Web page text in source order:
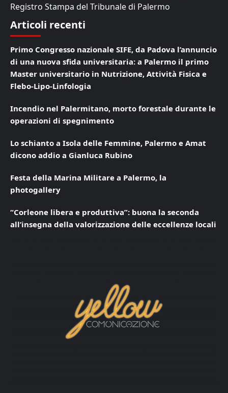
Registro Stampa del Tribunale di Palermo
Articoli recenti
Primo Congresso nazionale SIFE, da Padova l’annuncio
di una nuova sfida universitaria: a Palermo il primo
Master universitario in Nutrizione, Attività Fisica e
Flebo-Lipo-Linfologia
Incendio nel Palermitano, morto forestale durante le
operazioni di spegnimento
Lo schianto a Isola delle Femmine, Palermo e Amat
dicono addio a Gianluca Rubino
Festa della Marina Militare a Palermo, la
photogallery
“Corleone libera e produttiva”: buona la seconda
all’insegna della valorizzazione delle eccellenze locali